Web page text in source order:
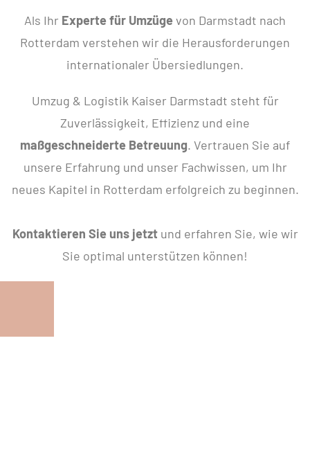
Als Ihr Experte für Umzüge von Darmstadt nach
Rotterdam verstehen wir die Herausforderungen
internationaler Übersiedlungen.
Umzug & Logistik Kaiser Darmstadt steht für
Zuverlässigkeit, Effizienz und eine
maßgeschneiderte Betreuung. Vertrauen Sie auf
unsere Erfahrung und unser Fachwissen, um Ihr
neues Kapitel in Rotterdam erfolgreich zu beginnen.
Kontaktieren Sie uns jetztund erfahren Sie, wie wir
Sie optimal unterstützen können!